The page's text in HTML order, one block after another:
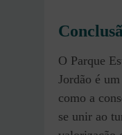
O Parque
Jordão é
como a
se unir ao